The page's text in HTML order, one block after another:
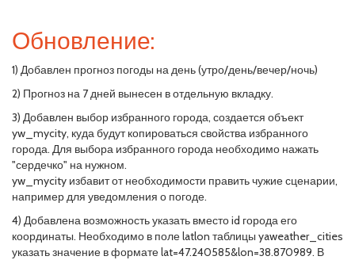
Обновление:
1) Добавлен прогноз погоды на день (утро/день/вечер/ночь)
2) Прогноз на 7 дней вынесен в отдельную вкладку.
3) Добавлен выбор избранного города, создается объект
yw_mycity, куда будут копироваться свойства избранного
города. Для выбора избранного города необходимо нажать
"сердечко" на нужном.
yw_mycity избавит от необходимости править чужие сценарии,
например для уведомления о погоде.
4) Добавлена возможность указать вместо id города его
координаты. Необходимо в поле latlon таблицы yaweather_cities
указать значение в формате lat=47.240585&lon=38.870989. В